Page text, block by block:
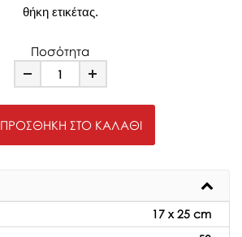
θήκη ετικέτας.
Ποσότητα
Minus Plus
ΠΡΟΣΘΉΚΗ ΣΤΟ ΚΑΛΆΘΙ
17 x 25 cm